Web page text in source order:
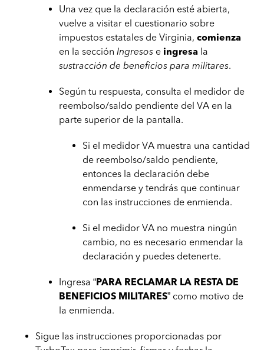
Una vez que la declaración esté abierta,
vuelve a visitar el cuestionario sobre
impuestos estatales de Virginia, comienza
en la sección Ingresos e ingresa la
sustracción de beneficios para militares.
Según tu respuesta, consulta el medidor de
reembolso/saldo pendiente del VA en la
parte superior de la pantalla.
Si el medidor VA muestra una cantidad
de reembolso/saldo pendiente,
entonces la declaración debe
enmendarse y tendrás que continuar
con las instrucciones de enmienda.
Si el medidor VA no muestra ningún
cambio, no es necesario enmendar la
declaración y puedes detenerte.
Ingresa “PARA RECLAMAR LA RESTA DE
BENEFICIOS MILITARES” como motivo de
la enmienda.
Sigue las instrucciones proporcionadas por